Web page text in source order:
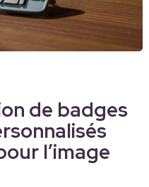
de badges
l’image